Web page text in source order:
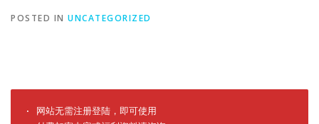
POSTED IN UNCATEGORIZED
· 网站无需注册登陆，即可使用